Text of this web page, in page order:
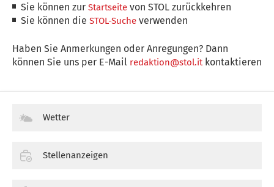
Sie können zurStartseite von STOL zurückkehren
Sie können dieSTOL-Suche verwenden
Haben Sie Anmerkungen oder Anregungen? Dann
können Sie uns per E-Mail redaktion@stol.itkontaktieren
Wetter
Stellenanzeigen